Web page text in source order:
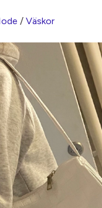
/ Väskor